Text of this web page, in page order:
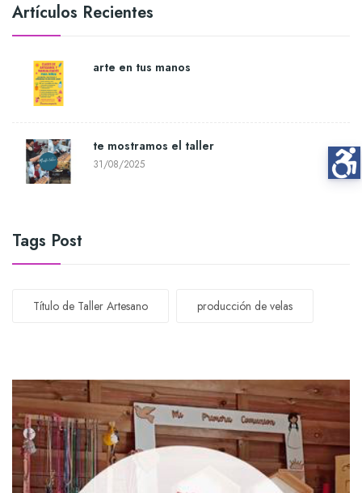
Artículos Recientes
arte en tus manos
te mostramos el taller
31/08/2025
Tags Post
Título de Taller Artesano producción de velas